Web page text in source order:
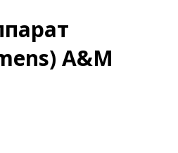
A&M